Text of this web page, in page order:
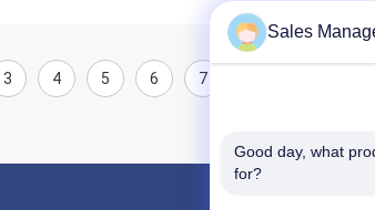
3 4 5 6 7
Sales
Good day, what
for?